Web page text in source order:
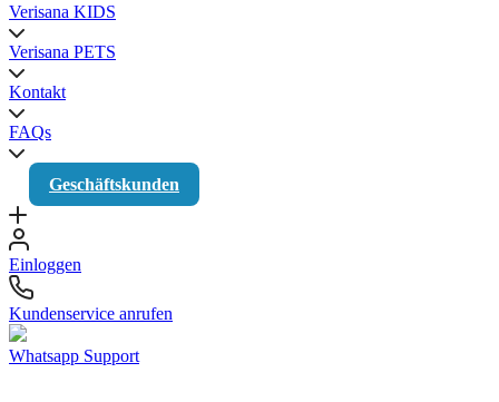
Verisana KIDS
Verisana PETS
Kontakt
FAQs
Geschäftskunden
Einloggen
Kundenservice anrufen
Whatsapp Support